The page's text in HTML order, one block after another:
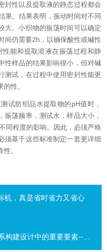
性以及提取液的静态过程都会
果。结果表明，振动时间对不同
大。小织物的振荡时间可以确定
间仍需要2h，以确保酸性或碱性
能和提取溶液在振荡过程和静
性样品的结果影响很小，但对碱
测试，在过程中使用密封性能更
性。
纺织品水提取物的pH值时，
振荡频率，测试水，样品大小，
同程度的影响。因此，必须严格
须基于这些标准制定一套更详细
。
机，真是省时省力又省心
建设计中的重要要素--引物